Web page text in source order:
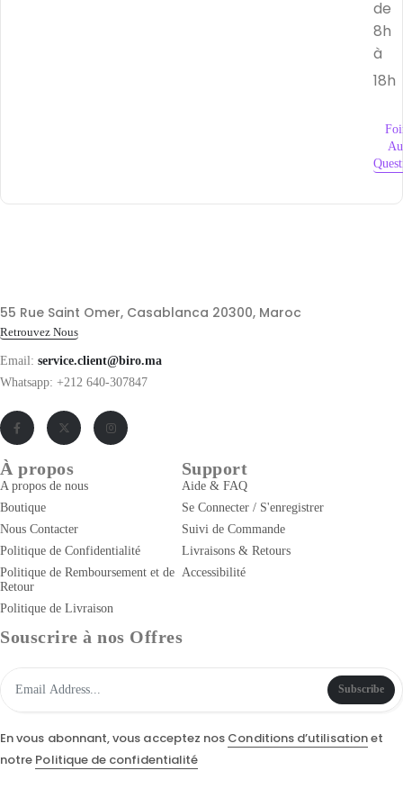
de
8h
à
18h
55 Rue Saint Omer, Casablanca 20300, Maroc
Retrouvez Nous
Email: service.client@biro.ma
Whatsapp: +212 640-307847
À propos
A propos de nous
Boutique
Nous Contacter
Politique de Confidentialité
Politique de Remboursement et de
Retour
Politique de Livraison
Support
Aide & FAQ
Se Connecter / S'enregistrer
Suivi de Commande
Livraisons & Retours
Accessibilité
Souscrire à nos Offres
Subscribe
En vous abonnant, vous acceptez nos Conditions d’utilisationet
notre Politique de confidentialité